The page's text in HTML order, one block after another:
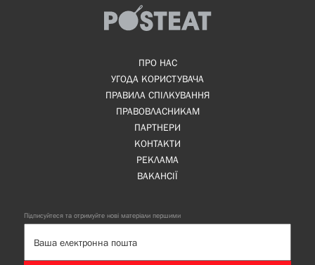
ПРО НАС
УГОДА КОРИСТУВАЧА
ПРАВИЛА СПІЛКУВАННЯ
ПРАВОВЛАСНИКАМ
ПАРТНЕРИ
КОНТАКТИ
РЕКЛАМА
ВАКАНСІЇ
Підписуйтеся та отримуйте нові матеріали першими